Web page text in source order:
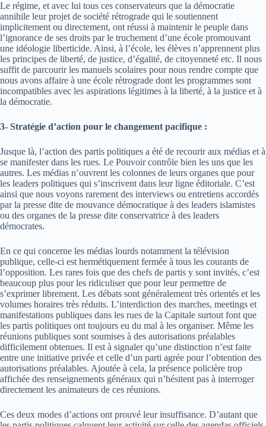
Le régime, et avec lui tous ces conservateurs que la démocratie
annihile leur projet de société rétrograde qui le soutiennent
implicitement ou directement, ont réussi à maintenir le peuple dans
l’ignorance de ses droits par le truchement d’une école promouvant
une idéologie liberticide. Ainsi, à l’école, les élèves n’apprennent plus
les principes de liberté, de justice, d’égalité, de citoyenneté etc. Il nous
suffit de parcourir les manuels scolaires pour nous rendre compte que
nous avons affaire à une école rétrograde dont les programmes sont
incompatibles avec les aspirations légitimes à la liberté, à la justice et à
la démocratie.
3- Stratégie d’action pour le changement pacifique :
Jusque là, l’action des partis politiques a été de recourir aux médias et à
se manifester dans les rues. Le Pouvoir contrôle bien les uns que les
autres. Les médias n’ouvrent les colonnes de leurs organes que pour
les leaders politiques qui s’inscrivent dans leur ligne éditoriale. C’est
ainsi que nous voyons rarement des interviews ou entretiens accordés
par la presse dite de mouvance démocratique à des leaders islamistes
ou des organes de la presse dite conservatrice à des leaders
démocrates.
En ce qui concerne les médias lourds notamment la télévision
publique, celle-ci est hermétiquement fermée à tous les courants de
l’opposition. Les rares fois que des chefs de partis y sont invités, c’est
beaucoup plus pour les ridiculiser que pour leur permettre de
s’exprimer librement. Les débats sont généralement très orientés et les
volumes horaires très réduits. L’interdiction des marches, meetings et
manifestations publiques dans les rues de la Capitale surtout font que
les partis politiques ont toujours eu du mal à les organiser. Même les
réunions publiques sont soumises à des autorisations préalables
difficilement obtenues. Il est à signaler qu’une distinction n’est faite
entre une initiative privée et celle d’un parti agrée pour l’obtention des
autorisations préalables. Ajoutée à cela, la présence policière trop
affichée des renseignements généraux qui n’hésitent pas à interroger
directement les animateurs de ces réunions.
Ces deux modes d’actions ont prouvé leur insuffisance. D’autant que